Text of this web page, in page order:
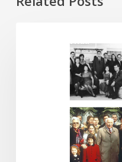
DOKUMENTARI